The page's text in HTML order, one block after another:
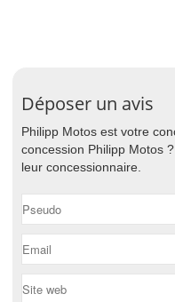
Déposer un avis
Philipp Motos est votre
concession Philipp Motos
leur concessionnaire.